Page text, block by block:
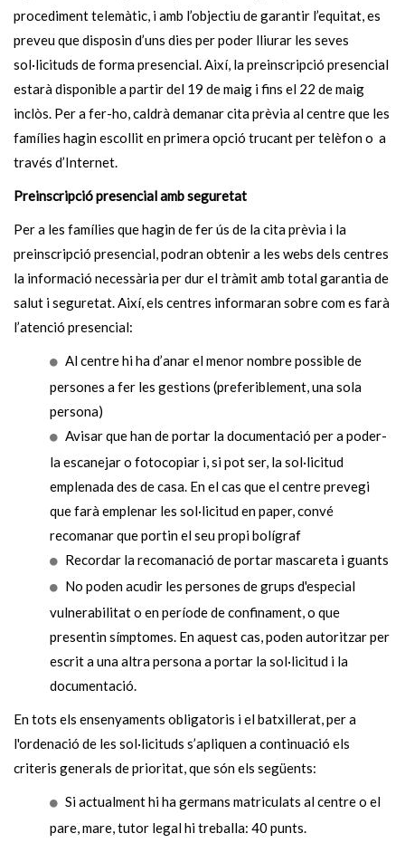
procediment telemàtic, i amb l’objectiu de garantir l’equitat, es
preveu que disposin d’uns dies per poder lliurar les seves
sol·licituds de forma presencial. Així, la preinscripció presencial
estarà disponible a partir del 19 de maig i fins el 22 de maig
inclòs. Per a fer-ho, caldrà demanar cita prèvia al centre que les
famílies hagin escollit en primera opció trucant per telèfon o a
través d’Internet.
Preinscripció presencial amb seguretat
Per a les famílies que hagin de fer ús de la cita prèvia i la
preinscripció presencial, podran obtenir a les webs dels centres
la informació necessària per dur el tràmit amb total garantia de
salut i seguretat. Així, els centres informaran sobre com es farà
l’atenció presencial:
Al centre hi ha d’anar el menor nombre possible de
persones a fer les gestions (preferiblement, una sola
persona)
Avisar que han de portar la documentació per a poder-
la escanejar o fotocopiar i, si pot ser, la sol·licitud
emplenada des de casa. En el cas que el centre prevegi
que farà emplenar les sol·licitud en paper, convé
recomanar que portin el seu propi bolígraf
Recordar la recomanació de portar mascareta i guants
No poden acudir les persones de grups d'especial
vulnerabilitat o en període de confinament, o que
presentin símptomes. En aquest cas, poden autoritzar per
escrit a una altra persona a portar la sol·licitud i la
documentació.
En tots els ensenyaments obligatoris i el batxillerat, per a
l'ordenació de les sol·licituds s’apliquen a continuació els
criteris generals de prioritat, que són els següents:
Si actualment hi ha germans matriculats al centre o el
pare, mare, tutor legal hi treballa: 40 punts.